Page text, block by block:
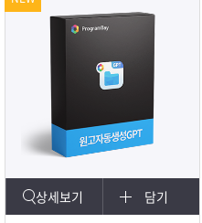
상세보기 담기